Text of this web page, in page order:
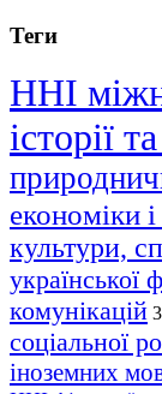
Теги
ННІ
історії
економіки
культури,
української
комунікацій
соціальної
іноземних